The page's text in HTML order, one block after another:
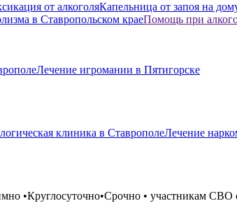
от алкоголяКапельница от запоя на
в Ставропольском краеПомощь при
Лечение игромании в Пятигорске
клиника в СтаврополеЛечение
•Круглосуточно•Срочно • участникам СВО